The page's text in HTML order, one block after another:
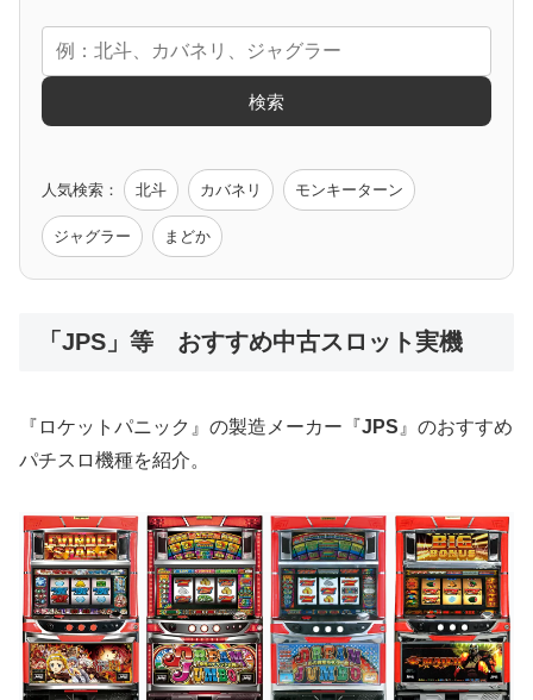
エヴァ コードギアス 化物語 炎炎ノ消防隊
モンハン バイオ ペルソナ
検索
人気検索： 北斗 カバネリ モンキーターン
ジャグラー まどか
「JPS」等 おすすめ中古スロット実機
『ロケットパニック』の製造メーカー『JPS 』のおすすめ
パチスロ機種を紹介。